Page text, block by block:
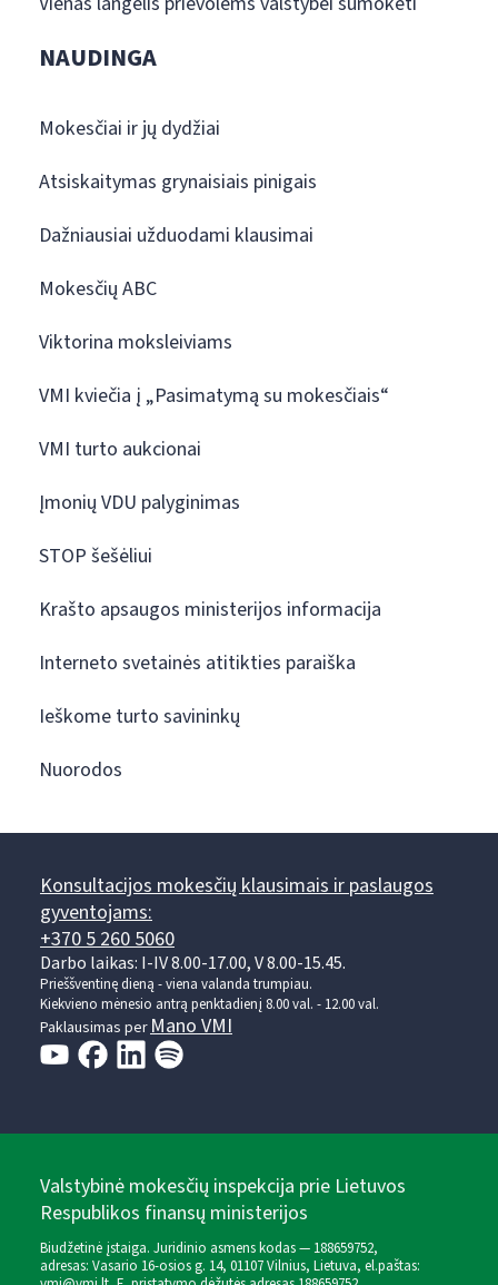
NAUDINGA
Mokesčiai ir jų dydžiai
Atsiskaitymas grynaisiais pinigais
Dažniausiai užduodami klausimai
Mokesčių ABC
Viktorina moksleiviams
VMI kviečia į „Pasimatymą su mokesčiais“
VMI turto aukcionai
Įmonių VDU palyginimas
STOP šešėliui
Krašto apsaugos ministerijos informacija
Interneto svetainės atitikties paraiška
Ieškome turto savininkų
Nuorodos
Konsultacijos mokesčių klausimais ir paslaugos
gyventojams:
+370 5 260 5060
Darbo laikas: I-IV 8.00-17.00, V 8.00-15.45.
Prieššventinę dieną - viena valanda trumpiau.
Kiekvieno mėnesio antrą penktadienį 8.00 val. - 12.00 val.
Paklausimas perMano VMI
Valstybinė mokesčių inspekcija prie Lietuvos
Respublikos finansų ministerijos
Biudžetinė įstaiga. Juridinio asmens kodas — 188659752,
adresas: Vasario 16-osios g. 14, 01107 Vilnius, Lietuva, el.paštas: